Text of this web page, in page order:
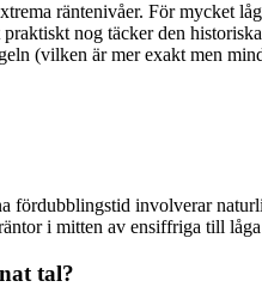
räntenivåer. För mycket
nog täcker den
(vilken är mer exakt men
fördubblingstid involverar
i mitten av ensiffriga till
tal?